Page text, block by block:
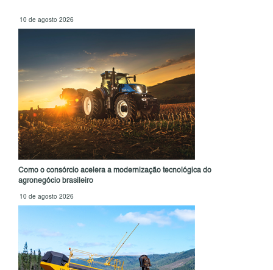
10 de agosto 2026
Como o consórcio acelera a modernização tecnológica do
agronegócio brasileiro
10 de agosto 2026